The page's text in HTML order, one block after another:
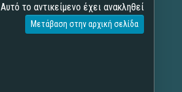
Αυτό το αντικείμενο έχει ανακληθεί
Μετάβαση στην αρχική σελίδα